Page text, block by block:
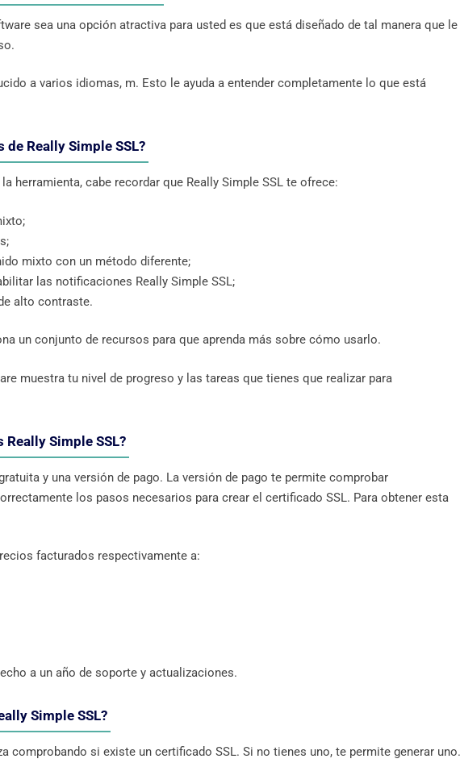
sea una opción atractiva para usted es que está diseñado de tal manera que le
a varios idiomas, m. Esto le ayuda a entender completamente lo que está
Really Simple SSL?
herramienta, cabe recordar que Really Simple SSL te ofrece:
mixto con un método diferente;
las notificaciones Really Simple SSL;
alto contraste.
un conjunto de recursos para que aprenda más sobre cómo usarlo.
muestra tu nivel de progreso y las tareas que tienes que realizar para
Simple SSL?
y una versión de pago. La versión de pago te permite comprobar
los pasos necesarios para crear el certificado SSL. Para obtener esta
facturados respectivamente a:
a un año de soporte y actualizaciones.
Simple SSL?
comprobando si existe un certificado SSL. Si no tienes uno, te permite generar